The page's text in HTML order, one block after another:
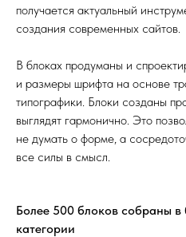
получается актуальный
создания современных сайтов.
В блоках продуманы и
и размеры шрифта на основе
типографики. Блоки созданы
выглядят гармонично. Это
не думать о форме, а
все силы в смысл.
Более 500 блоков собраны в
категории